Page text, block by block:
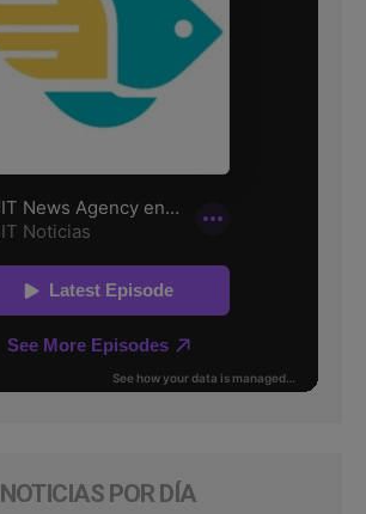
NOTICIAS POR DÍA